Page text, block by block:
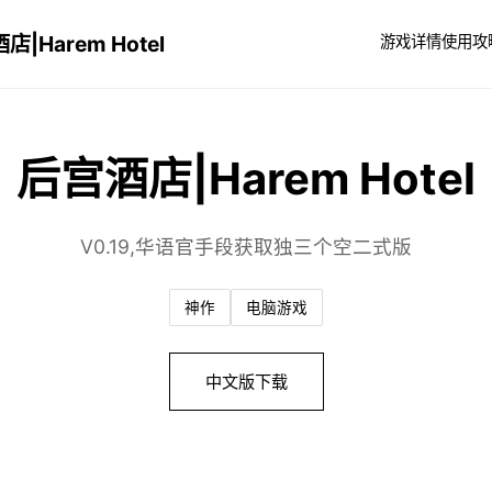
店|Harem Hotel 游戏详情使用攻
后宫酒店|Harem Hotel
V0.19,华语官手段获取独三个空二式版
神作 电脑游戏
中文版下载